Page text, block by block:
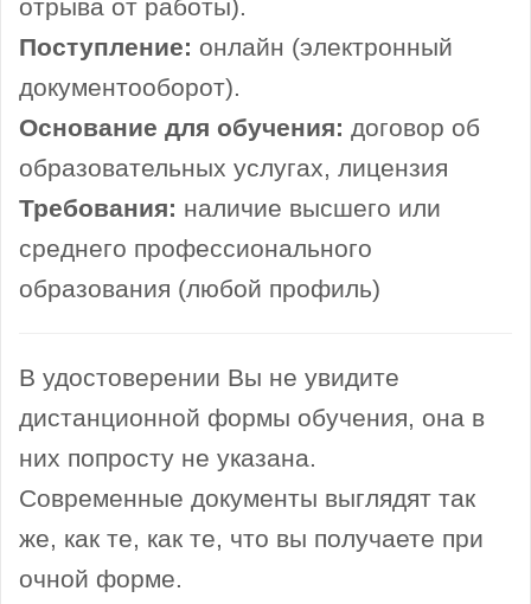
отрыва от работы).
Поступление: онлайн (электронный
документооборот).
Основание для обучения: договор об
образовательных услугах, лицензия
Требования: наличие высшего или
среднего профессионального
образования (любой профиль)
В удостоверении Вы не увидите
дистанционной формы обучения, она в
них попросту не указана.
Современные документы выглядят так
же, как те, как те, что вы получаете при
очной форме.